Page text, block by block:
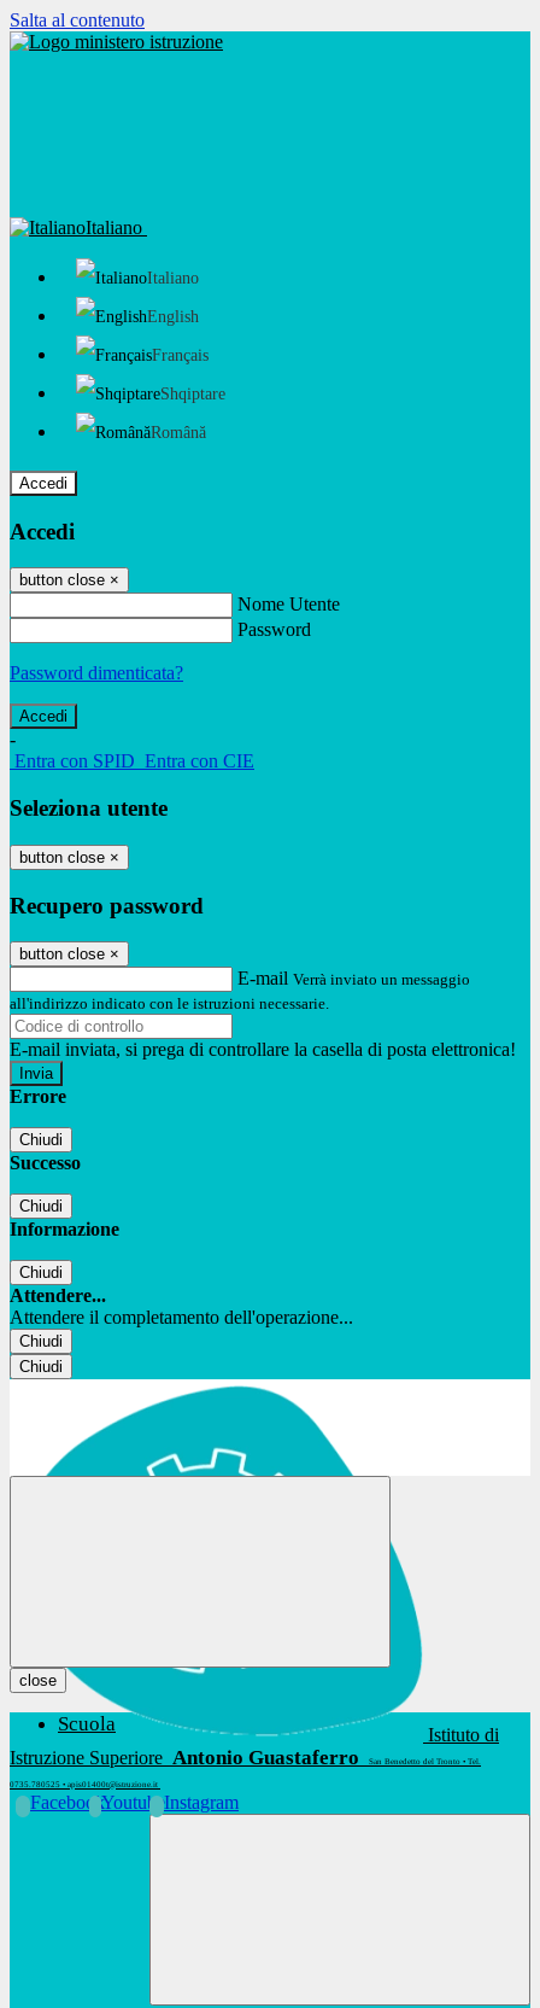
Salta al contenuto
Italiano
Italiano
English
Français
Shqiptare
Română
Accedi
Accedi
button close ×
Nome Utente
Password
Password dimenticata?
-
Entra con SPID Entra con CIE
Seleziona utente
button close ×
Recupero password
button close ×
E-mail Verrà inviato un messaggio
all'indirizzo indicato con le istruzioni necessarie.
E-mail inviata, si prega di controllare la casella di posta elettronica!
Errore
Chiudi
Successo
Chiudi
Informazione
Chiudi
Attendere...
Attendere il completamento dell'operazione...
Chiudi
Chiudi
Istituto di
Istruzione Superiore Antonio Guastaferro San Benedetto del Tronto • Tel.
0735.780525 • apis01400t@istruzione.it
FacebookYoutubeInstagram
close
Scuola